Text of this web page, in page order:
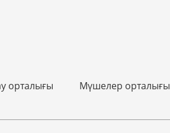
орталығы
Мүшелер орталығы